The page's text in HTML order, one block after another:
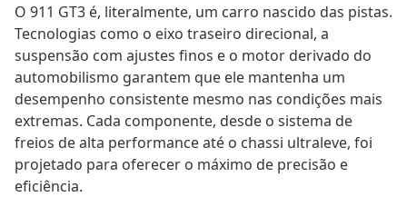
O 911 GT3 é, literalmente, um carro nascido das pistas.
Tecnologias como o eixo traseiro direcional, a
suspensão com ajustes finos e o motor derivado do
automobilismo garantem que ele mantenha um
desempenho consistente mesmo nas condições mais
extremas. Cada componente, desde o sistema de
freios de alta performance até o chassi ultraleve, foi
projetado para oferecer o máximo de precisão e
eficiência.